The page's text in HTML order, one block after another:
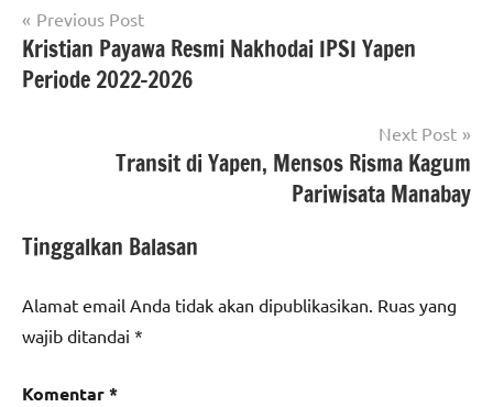
Navigasi
pos
Previous Post
Kristian Payawa Resmi Nakhodai IPSI Yapen
Periode 2022-2026
Next Post
Transit di Yapen, Mensos Risma Kagum
Pariwisata Manabay
Tinggalkan Balasan
Alamat email Anda tidak akan dipublikasikan. Ruas yang
wajib ditandai *
Komentar*